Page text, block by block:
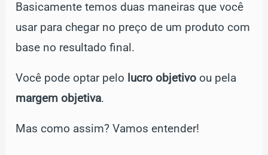
Basicamente temos duas maneiras que você
usar para chegar no preço de um produto com
base no resultado final.
Você pode optar pelo lucro objetivo ou pela
margem objetiva.
Mas como assim? Vamos entender!